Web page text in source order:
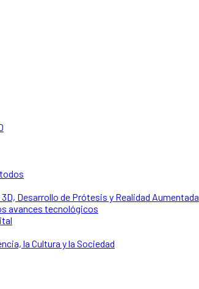
Desarrollo de Prótesis y Realidad Aumentada
avances tecnológicos
la Cultura y la Sociedad